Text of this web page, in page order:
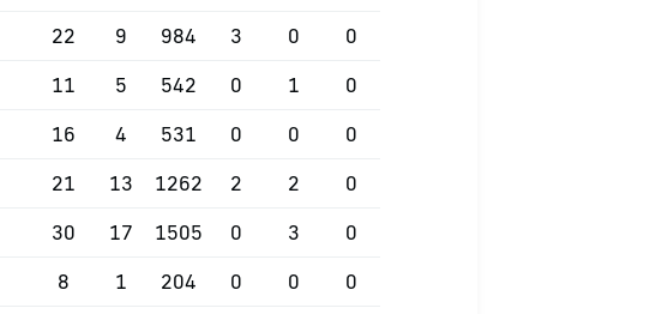
22 9 984 3 0 0
11 5 542 0 1 0
16 4 531 0 0 0
21 13 1262 2 2 0
30 17 1505 0 3 0
8 1 204 0 0 0